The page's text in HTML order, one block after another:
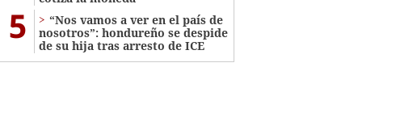
5
“Nos vamos a ver en el país de
nosotros”: hondureño se despide
de su hija tras arresto de ICE